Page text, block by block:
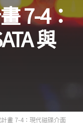
7-4：
與
畫 7-4：現代磁碟介面